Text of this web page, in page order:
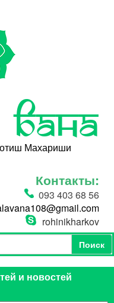
Махариши
Контакты:
093 403 68 56
rohinikharkov
Поиск
и новостей